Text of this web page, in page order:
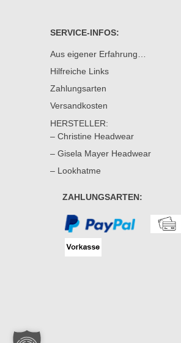
SERVICE-INFOS:
Aus eigener Erfahrung…
Hilfreiche Links
Zahlungsarten
Versandkosten
HERSTELLER:
– Christine Headwear
– Gisela Mayer Headwear
– Lookhatme
ZAHLUNGSARTEN: